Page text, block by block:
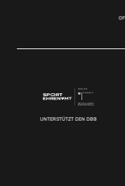
UNTERSTÜTZT DEN DBB